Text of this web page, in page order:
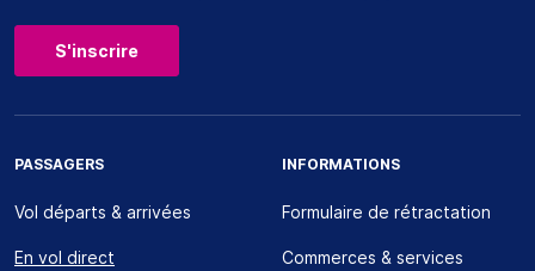
S'inscrire
PASSAGERS
Vol départs & arrivées
En vol direct
INFORMATIONS
Formulaire de rétractation
Commerces & services